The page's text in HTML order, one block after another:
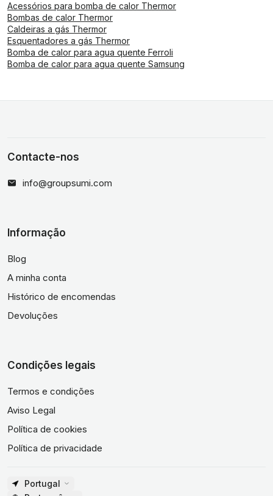
Acessórios para bomba de calor Thermor
Bombas de calor Thermor
Caldeiras a gás Thermor
Esquentadores a gás Thermor
Bomba de calor para agua quente Ferroli
Bomba de calor para agua quente Samsung
Contacte-nos
info@groupsumi.com
Informação
Blog
A minha conta
Histórico de encomendas
Devoluções
Condições legais
Termos e condições
Aviso Legal
Política de cookies
Política de privacidade
Portugal